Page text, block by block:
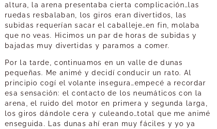
altura, la arena presentaba cierta complicación…las
ruedas resbalaban, los giros eran divertidos, las
subidas requerían sacar el caballeje…en fin, molaba
que no veas. Hicimos un par de horas de subidas y
bajadas muy divertidas y paramos a comer.
Por la tarde, continuamos en un valle de dunas
pequeñas. Me animé y decidí conducir un rato. Al
principio cogí el volante insegura…empecé a recordar
esa sensación: el contacto de los neumáticos con la
arena, el ruido del motor en primera y segunda larga,
los giros dándole cera y culeando…total que me animé
enseguida. Las dunas ahí eran muy fáciles y yo ya